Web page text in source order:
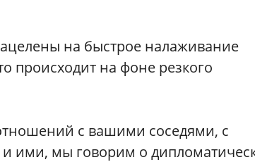
на быстрое налаживание
происходит на фоне резкого
с вашими соседями, с
ими, мы говорим о